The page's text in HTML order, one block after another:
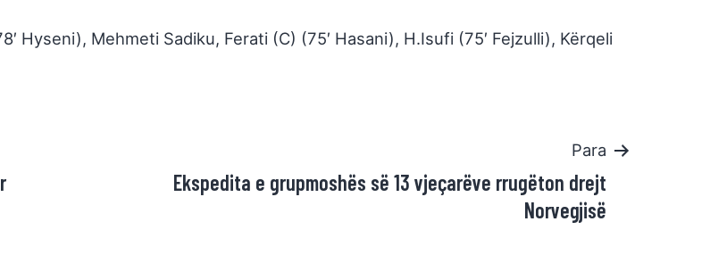
Hyseni), Mehmeti Sadiku, Ferati (C) (75′ Hasani), H.Isufi (75′ Fejzulli), Kërqeli
Para
Ekspedita e grupmoshës së 13 vjeçarëve rrugëton drejt
Norvegjisë